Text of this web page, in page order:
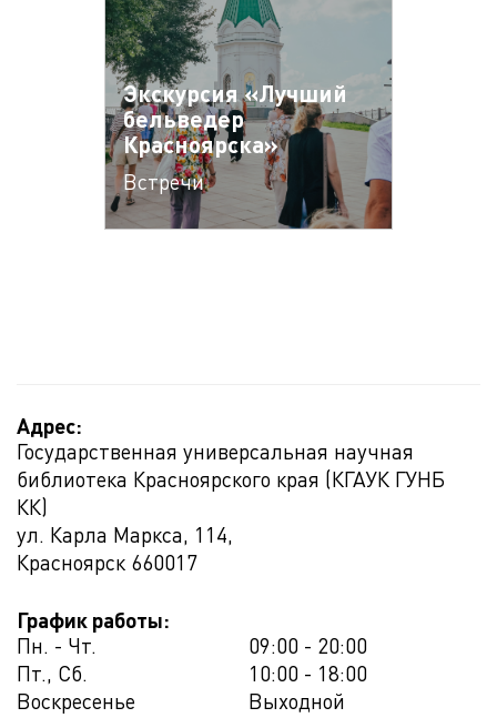
Экскурсия «Лучший
бельведер
Красноярска»
Встречи
Адрес:
Государственная универсальная научная
библиотека Красноярского края (КГАУК ГУНБ
КК)
ул. Карла Маркса, 114,
Красноярск 660017
График работы:
Пн. - Чт.
09:00 - 20:00
Пт., Сб.
10:00 - 18:00
Воскресенье
Выходной